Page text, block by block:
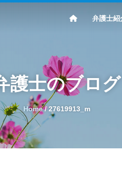
弁護士紹
護士のブログ
Home/27619913_m